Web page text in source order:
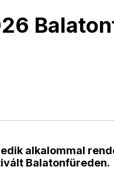
alkalommal
Balatonfüreden.